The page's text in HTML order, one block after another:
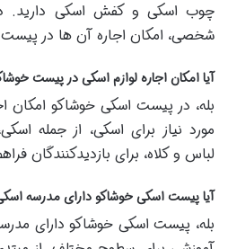
چوب اسکی و کفش اسکی دارید.
شخصی، امکان اجاره آن ها در پیست
آیا امکان اجاره لوازم اسکی در پیست
بله، در پیست اسکی خوشاکو امکان
مورد نیاز برای اسکی، از جمله
لباس و کلاه، برای بازدیدکنندگان
آیا پیست اسکی خوشاکو دارای مدرسه
بله، پیست اسکی خوشاکو دارای